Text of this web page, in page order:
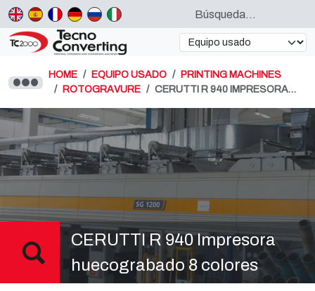
HOME EQUIPO USADO
PRINTING MACHINES
ROTOGRAVURE
CERUTTI R 940 IMPRESORA…
CERUTTI R 940 Impresora
huecograbado 8 colores